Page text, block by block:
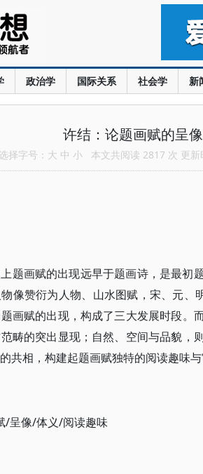
政治学 国际关系 社会学 新
许结：论题画赋的呈
择字号： 大 中 小 本文共阅读 2817 次 更
题画赋的出现远早于题画诗，是最初
像赞衍为人物、山水图赋，宋、元、
画赋的出现，构成了三大发展时段。
畴的突出显现；自然、空间与品貌，
共相，构建起题画赋独特的阅读趣味与
/呈像/体义/阅读趣味